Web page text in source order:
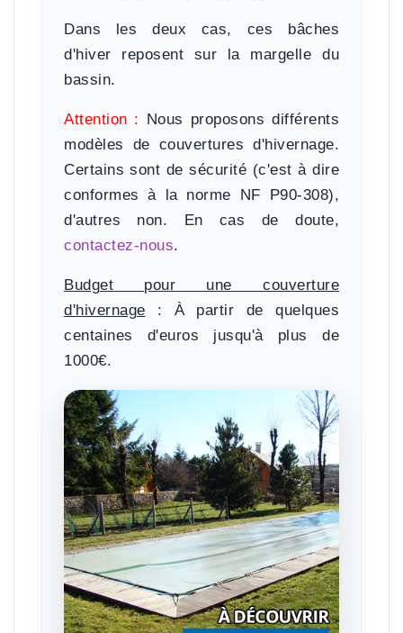
Dans les deux cas, ces bâches
d'hiver reposent sur la margelle du
bassin.
Attention : Nous proposons différents
modèles de couvertures d'hivernage.
Certains sont de sécurité (c'est à dire
conformes à la norme NF P90-308),
d'autres non. En cas de doute,
contactez-nous.
Budget pour une couverture
d'hivernage : À partir de quelques
centaines d'euros jusqu'à plus de
1000€.